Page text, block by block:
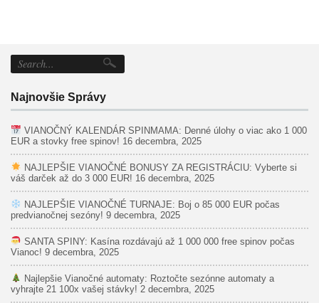
Najnovšie Správy
VIANOČNÝ KALENDÁR SPINMAMA: Denné úlohy o viac ako 1 000
EUR a stovky free spinov! 16 decembra, 2025
NAJLEPŠIE VIANOČNÉ BONUSY ZA REGISTRÁCIU: Vyberte si
váš darček až do 3 000 EUR! 16 decembra, 2025
NAJLEPŠIE VIANOČNÉ TURNAJE: Boj o 85 000 EUR počas
predvianočnej sezóny! 9 decembra, 2025
SANTA SPINY: Kasína rozdávajú až 1 000 000 free spinov počas
Vianoc! 9 decembra, 2025
Najlepšie Vianočné automaty: Roztočte sezónne automaty a
vyhrajte 21 100x vašej stávky! 2 decembra, 2025